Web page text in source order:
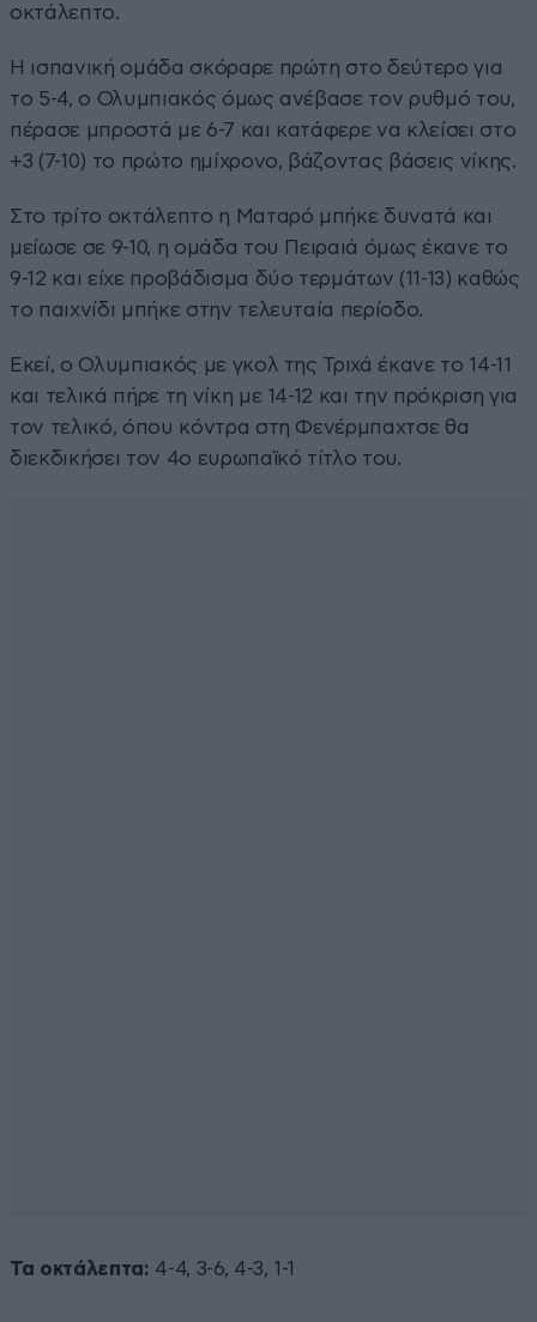
οκτάλεπτο.
Η ισπανική ομάδα σκόραρε πρώτη στο δεύτερο για
το 5-4, ο Ολυμπιακός όμως ανέβασε τον ρυθμό του,
πέρασε μπροστά με 6-7 και κατάφερε να κλείσει στο
+3 (7-10) το πρώτο ημίχρονο, βάζοντας βάσεις νίκης.
Στο τρίτο οκτάλεπτο η Ματαρό μπήκε δυνατά και
μείωσε σε 9-10, η ομάδα του Πειραιά όμως έκανε το
9-12 και είχε προβάδισμα δύο τερμάτων (11-13) καθώς
το παιχνίδι μπήκε στην τελευταία περίοδο.
Εκεί, ο Ολυμπιακός με γκολ της Τριχά έκανε το 14-11
και τελικά πήρε τη νίκη με 14-12 και την πρόκριση για
τον τελικό, όπου κόντρα στη Φενέρμπαχτσε θα
διεκδικήσει τον 4ο ευρωπαϊκό τίτλο του.
Τα οκτάλεπτα: 4-4, 3-6, 4-3, 1-1